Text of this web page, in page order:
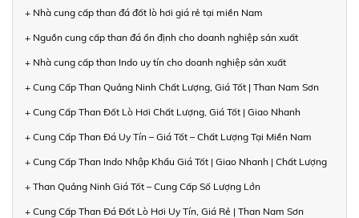
+ Nhà cung cấp than đá đốt lò hơi giá rẻ tại miền Nam
+ Nguồn cung cấp than đá ổn định cho doanh nghiệp sản xuất
+ Nhà cung cấp than Indo uy tín cho doanh nghiệp sản xuất
+ Cung Cấp Than Quảng Ninh Chất Lượng, Giá Tốt | Than Nam Sơn
+ Cung Cấp Than Đốt Lò Hơi Chất Lượng, Giá Tốt | Giao Nhanh
+ Cung Cấp Than Đá Uy Tín – Giá Tốt – Chất Lượng Tại Miền Nam
+ Cung Cấp Than Indo Nhập Khẩu Giá Tốt | Giao Nhanh | Chất Lượng
+ Than Quảng Ninh Giá Tốt – Cung Cấp Số Lượng Lớn
+ Cung Cấp Than Đá Đốt Lò Hơi Uy Tín, Giá Rẻ | Than Nam Sơn